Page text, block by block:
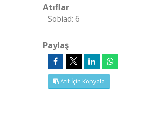
Atıflar
Sobiad: 6
Paylaş
Atıf İçin Kopyala